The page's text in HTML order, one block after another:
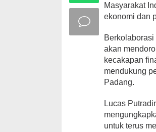
Masyarakat
ekonomi dan
akan
kecakapan
mendukung
Padang.
Lucas
untuk terus